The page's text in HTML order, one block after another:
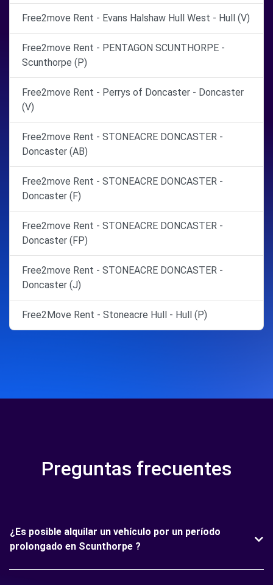
Free2move Rent - Evans Halshaw Hull West - Hull (V)
Free2move Rent - PENTAGON SCUNTHORPE -
Scunthorpe (P)
Free2move Rent - Perrys of Doncaster - Doncaster
(V)
Free2move Rent - STONEACRE DONCASTER -
Doncaster (AB)
Free2move Rent - STONEACRE DONCASTER -
Doncaster (F)
Free2move Rent - STONEACRE DONCASTER -
Doncaster (FP)
Free2move Rent - STONEACRE DONCASTER -
Doncaster (J)
Free2Move Rent - Stoneacre Hull - Hull (P)
Preguntas frecuentes
¿Es posible alquilar un vehículo por un período
prolongado en Scunthorpe ?